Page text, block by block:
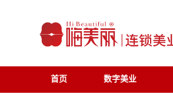
首页 数字美业